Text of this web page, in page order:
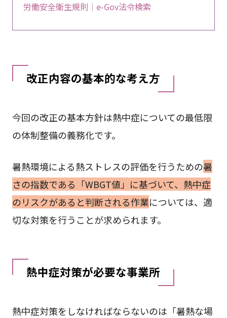
労働安全衛生規則｜e-Gov法令検索
改正内容の基本的な考え方
今回の改正の基本方針は熱中症についての最低限
の体制整備の義務化です。
暑熱環境による熱ストレスの評価を行うための暑
さの指数である「WBGT値」に基づいて、熱中症
のリスクがあると判断される作業については、適
切な対策を行うことが求められます。
熱中症対策が必要な事業所
熱中症対策をしなければならないのは「暑熱な場